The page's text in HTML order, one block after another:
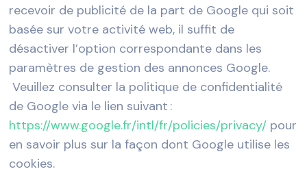
recevoir de publicité de la part de Google qui soit
basée sur votre activité web, il suffit de
désactiver l’option correspondante dans les
paramètres de gestion des annonces Google.
Veuillez consulter la politique de confidentialité
de Google via le lien suivant :
https://www.google.fr/intl/fr/policies/privacy/ pour
en savoir plus sur la façon dont Google utilise les
cookies.